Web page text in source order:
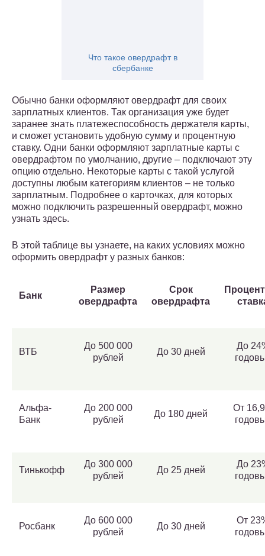
Что такое овердрафт в
сбербанке
Обычно банки оформляют овердрафт для своих
зарплатных клиентов. Так организация уже будет
заранее знать платежеспособность держателя карты,
и сможет установить удобную сумму и процентную
ставку. Одни банки оформляют зарплатные карты с
овердрафтом по умолчанию, другие – подключают эту
опцию отдельно. Некоторые карты с такой услугой
доступны любым категориям клиентов – не только
зарплатным. Подробнее о карточках, для которых
можно подключить разрешенный овердрафт, можно
узнать здесь.
В этой таблице вы узнаете, на каких условиях можно
оформить овердрафт у разных банков:
Банк
Размер
овердрафта
Срок
овердрафта
ВТБ
До 500 000
рублей
До 30 дней
До
Альфа-
Банк
До 200 000
рублей
До 180 дней
От
Тинькофф
До 300 000
рублей
До 25 дней
До
Росбанк
До 600 000
рублей
До 30 дней
От